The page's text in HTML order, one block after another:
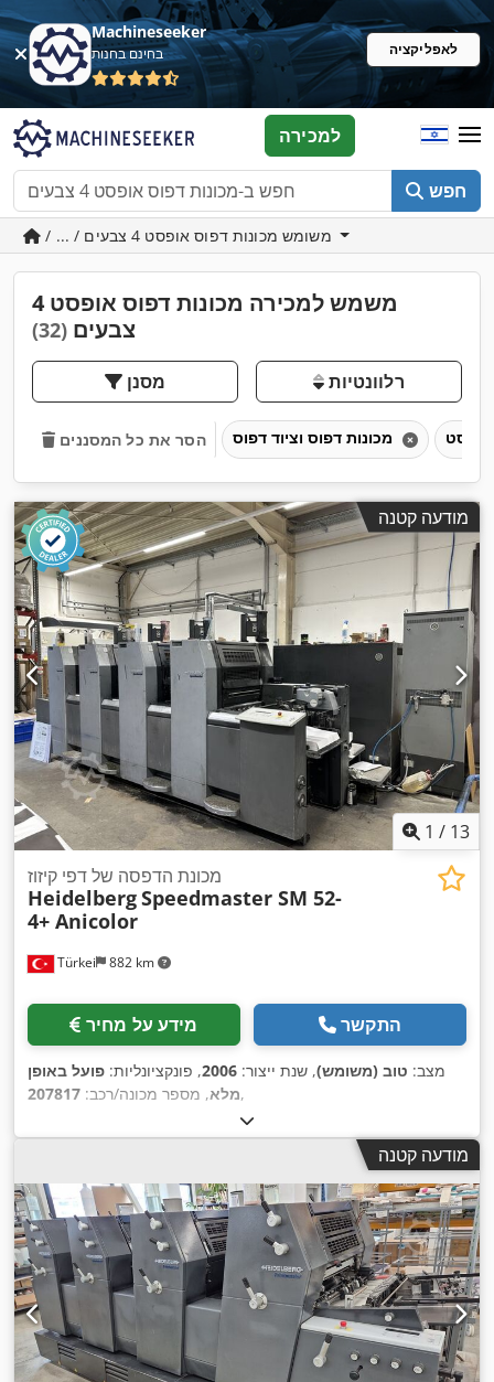
Machineseeker
בחינם בחנות לאפליקציה
חפש
למכירה
משמש למכירה מכונות דפוס אופסט 4
צבעים (32)
מסנן רלוונטיות
הסר את כל המסננים
מודעה קטנה
1 / 13
Türkei 882 km
מכונת הדפסה של דפי קיזוז
HeidelbergSpeedmaster SM 52-
4+ Anicolor
מידע על מחיר התקשר
מצב: טוב (משומש), שנת ייצור: 2006, פונקציונליות: פועל באופן
מלא, מספר מכונה/רכב: 207817 ,
מודעה קטנה